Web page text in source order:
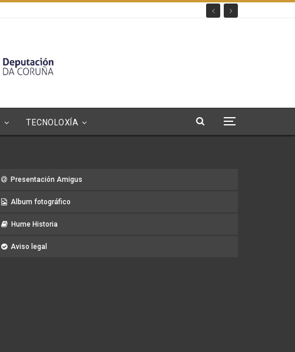
TECNOLOXÍA
Presentación Amigus
Album fotográfico
Hume Historia
Aviso legal